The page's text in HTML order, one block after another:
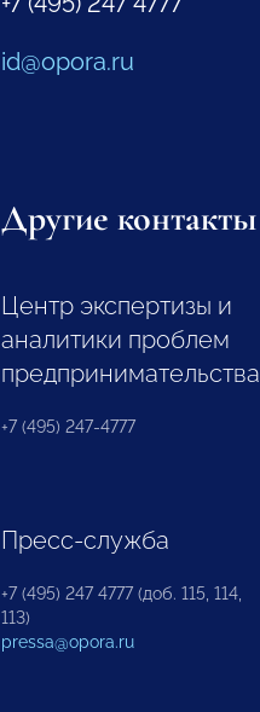
id@opora.ru
Другие контакты
Центр экспертизы и
аналитики проблем
предпринимательства
+7 (495) 247-4777
Пресс-служба
+7 (495) 247 4777 (доб. 115, 114,
113)
pressa@opora.ru